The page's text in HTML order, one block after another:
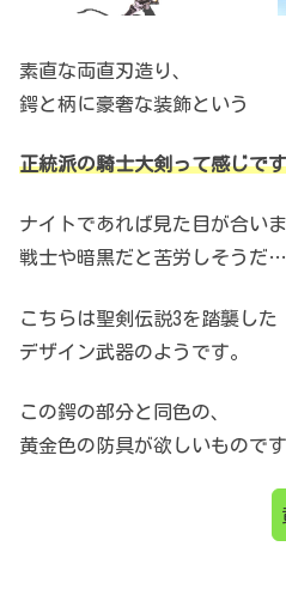
素直な両直刃造り、
鍔と柄に豪奢な装飾という
正統派の騎士大剣って感じで
ナイトであれば見た目が合いま
戦士や暗黒だと苦労しそうだ…
こちらは聖剣伝説3を踏襲した
デザイン武器のようです。
この鍔の部分と同色の、
黄金色の防具が欲しいもので